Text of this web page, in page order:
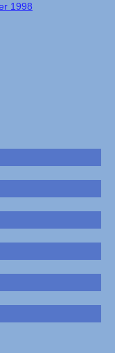
1998